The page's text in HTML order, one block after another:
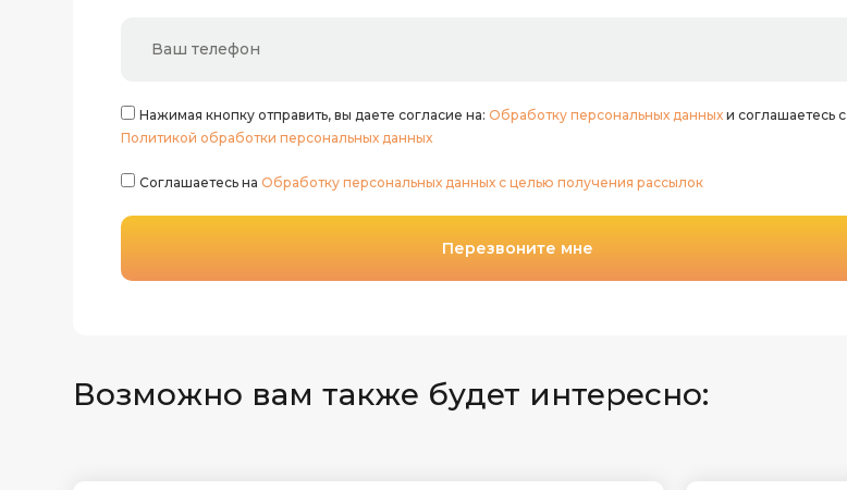
Нажимая кнопку отправить, вы даете согласие на: Обработку персональных данных и соглашаетесь с
Политикой обработки персональных данных
Соглашаетесь на Обработку персональных данных с целью получения рассылок
Перезвоните мне
Возможно вам также будет интересно: